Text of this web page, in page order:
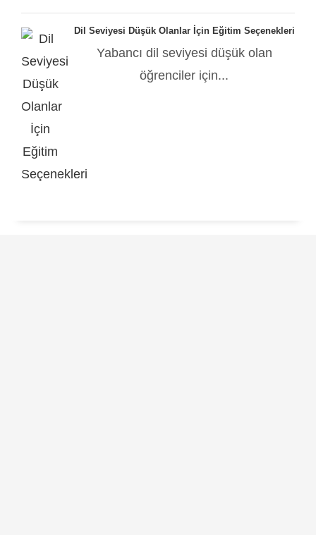
Dil Seviyesi Düşük Olanlar İçin Eğitim Seçenekleri
Yabancı dil seviyesi düşük olan
öğrenciler için...